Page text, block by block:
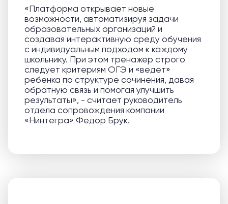
«Платформа открывает новые
возможности, автоматизируя задачи
образовательных организаций и
создавая интерактивную среду обучения
с индивидуальным подходом к каждому
школьнику. При этом тренажер строго
следует критериям ОГЭ и «ведет»
ребенка по структуре сочинения, давая
обратную связь и помогая улучшить
результаты», - считает руководитель
отдела сопровождения компании
«Нинтегра» Федор Брук.